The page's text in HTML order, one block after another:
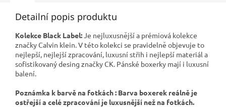
Detailní popis produktu
Kolekce Black Label:Je nejluxusnější a prémiová kolekce
značky Calvin klein. V této kolekci se pravidelně objevuje to
nejlepší, nejlejší zpracování, luxusní střih i nejlepší materiál a
sofistikovaný desing značky CK. Pánské boxerky mají i luxusní
balení.
Poznámka k barvě na fotkách : Barva boxerek reálně je
ostřejší a celé zpracování je luxusnější než na fotkách.